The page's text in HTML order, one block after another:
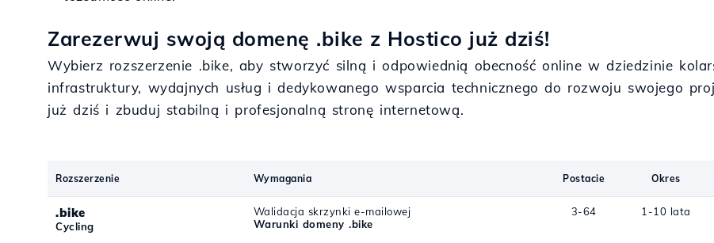
Zarezerwuj swoją domenę .bike z Hostico już dziś!
Wybierz rozszerzenie .bike, aby stworzyć silną i odpowiednią obecność online w dziedzinie
infrastruktury, wydajnych usług i dedykowanego wsparcia technicznego do rozwoju swojego
już dziś i zbuduj stabilną i profesjonalną stronę internetową.
Rozszerzenie Wymagania Postacie Okres
.bike
Cycling
Walidacja skrzynki e-mailowej
Warunki domeny .bike
3-64 1-10 lata